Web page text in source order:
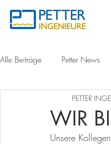
Alle Beiträge Petter News
WIR
PETTER
Unsere